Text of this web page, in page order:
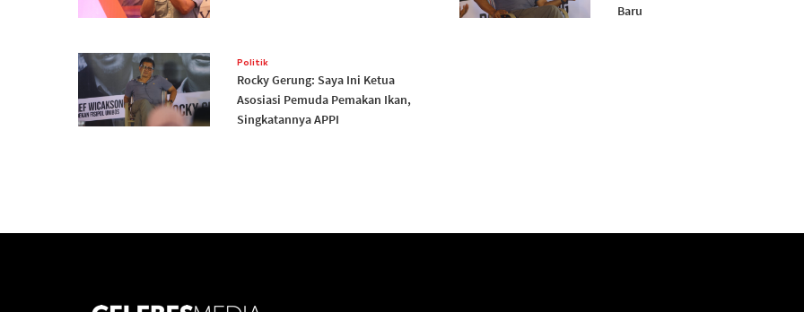
Baru
Politik
Rocky Gerung: Saya Ini Ketua
Asosiasi Pemuda Pemakan Ikan,
Singkatannya APPI